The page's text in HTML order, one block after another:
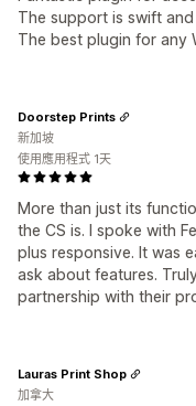
The support is swift
The best plugin for any
More than just its
the CS is. I spoke with
plus responsive. It was
ask about features.
partnership with their
Doorstep Prints
新加坡
使用應用程式 1天
Lauras Print Shop
加拿大